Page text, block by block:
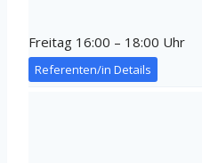
Freitag 16:00 – 18:00 Uhr
Referenten/in Details